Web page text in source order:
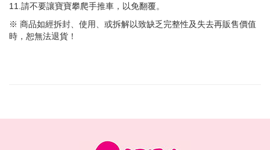
11.請不要讓寶寶攀爬手推車，以免翻覆。
※ 商品如經拆封、使用、或拆解以致缺乏完整性及失去再販售價值
時，恕無法退貨！